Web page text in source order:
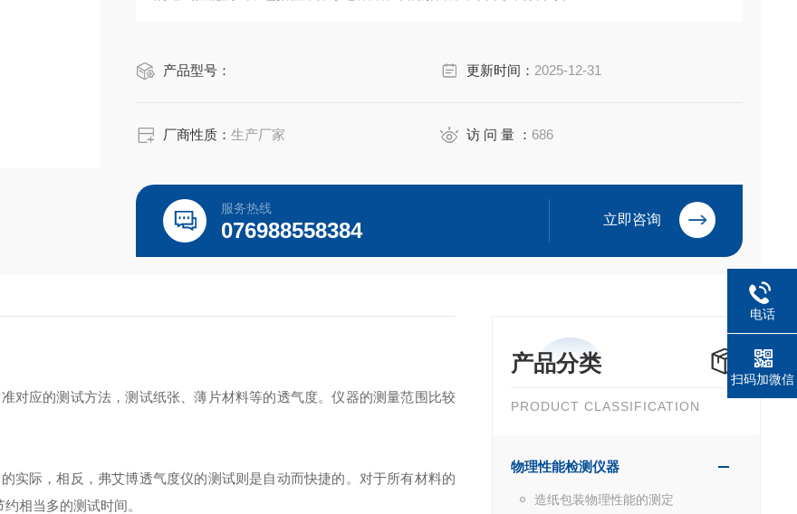
产品型号： 更新时间： 2025-12-31
厂商性质：生产厂家 访 问 量 ： 686
服务热线
076988558384 立即咨询
产品分类
PRODUCT CLASSIFICATION
物理性能检测仪器
造纸包装物理性能的测定
对应的测试方法，测试纸张、薄片材料等的透气度。仪器的测量范围比较
际，相反，弗艾博透气度仪的测试则是自动而快捷的。对于所有材料的
相当多的测试时间。
电话
扫码加微信